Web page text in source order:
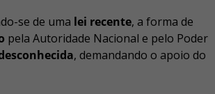
se de uma lei recente, a forma de
pela Autoridade Nacional e pelo Poder
, demandando o apoio do